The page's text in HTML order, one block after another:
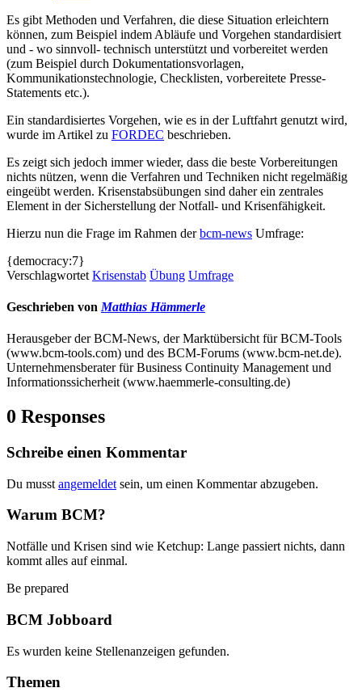
Es gibt Methoden und Verfahren, die diese Situation erleichtern
können, zum Beispiel indem Abläufe und Vorgehen standardisiert
und - wo sinnvoll- technisch unterstützt und vorbereitet werden
(zum Beispiel durch Dokumentationsvorlagen,
Kommunikationstechnologie, Checklisten, vorbereitete Presse-
Statements etc.).
Ein standardisiertes Vorgehen, wie es in der Luftfahrt genutzt wird,
wurde im Artikel zu FORDEC beschrieben.
Es zeigt sich jedoch immer wieder, dass die beste Vorbereitungen
nichts nützen, wenn die Verfahren und Techniken nicht regelmäßig
eingeübt werden. Krisenstabsübungen sind daher ein zentrales
Element in der Sicherstellung der Notfall- und Krisenfähigkeit.
Hierzu nun die Frage im Rahmen derbcm-news Umfrage:
{democracy:7}
Verschlagwortet Krisenstab Übung Umfrage
Geschrieben von Matthias Hämmerle
Herausgeber der BCM-News, der Marktübersicht für BCM-Tools
(www.bcm-tools.com) und des BCM-Forums (www.bcm-net.de).
Unternehmensberater für Business Continuity Management und
Informationssicherheit (www.haemmerle-consulting.de)
0 Responses
Schreibe einen Kommentar
Du musst angemeldet sein, um einen Kommentar abzugeben.
Warum BCM?
Notfälle und Krisen sind wie Ketchup: Lange passiert nichts, dann
kommt alles auf einmal.
Be prepared
BCM Jobboard
Es wurden keine Stellenanzeigen gefunden.
Themen